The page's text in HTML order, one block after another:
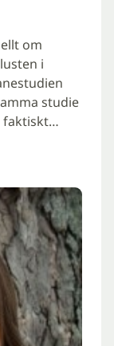
om
i
studie
faktiskt…